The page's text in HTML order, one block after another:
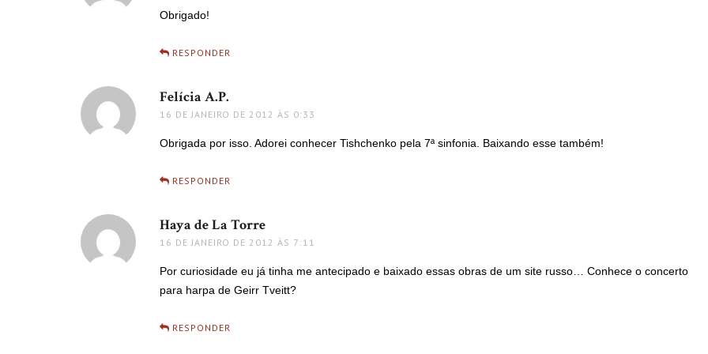
Obrigado!
RESPONDER
Felícia A.P.
16 DE JANEIRO DE 2012 ÀS 0:33
Obrigada por isso. Adorei conhecer Tishchenko pela 7ª sinfonia. Baixando esse também!
RESPONDER
Haya de La Torre
16 DE JANEIRO DE 2012 ÀS 7:11
Por curiosidade eu já tinha me antecipado e baixado essas obras de um site russo… Conhece o concerto
para harpa de Geirr Tveitt?
RESPONDER